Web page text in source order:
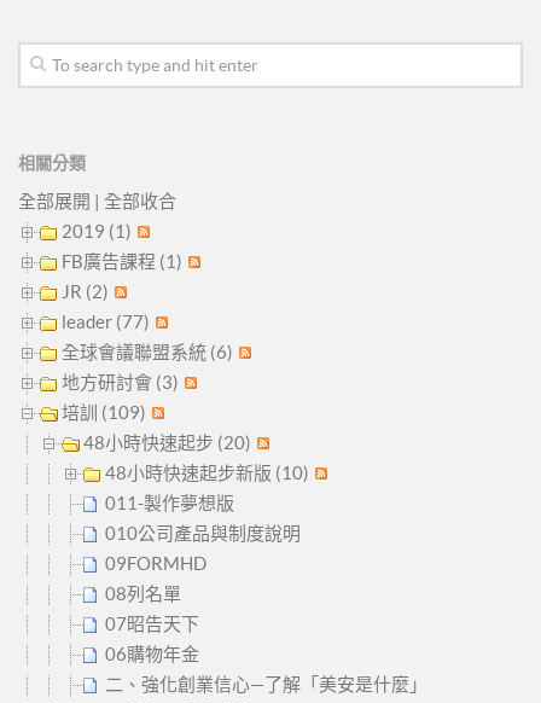
相關分類
全部展開 | 全部收合
2019 (1)
FB廣告課程 (1)
JR (2)
leader (77)
全球會議聯盟系統 (6)
地方研討會 (3)
培訓 (109)
48小時快速起步 (20)
48小時快速起步新版 (10)
011-製作夢想版
010公司產品與制度說明
09FORMHD
08列名單
07昭告天下
06購物年金
二、強化創業信心—了解「美安是什麼」